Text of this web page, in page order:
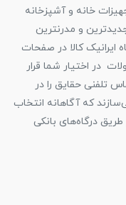
خانه و آشپزخانه
و مدرنترین
ایرانیک کالا در صفحات
در اختیار شما قرار
تلفنی حقایق را در
که آگاهانه انتخاب
درگاه‌های بانکی